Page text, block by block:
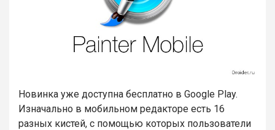
Новинка уже доступна бесплатно в Google Play.
Изначально в мобильном редакторе есть 16
разных кистей, с помощью которых пользователи